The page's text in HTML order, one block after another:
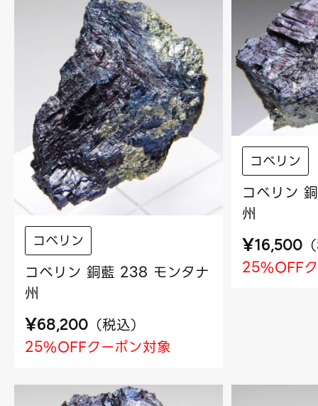
コベリン
コベリン 銅藍 238 モンタナ
州
¥68,200 （税込）
25%OFFクーポン対象
コベリン
コベリン
州
¥16,500 （
25%OFF